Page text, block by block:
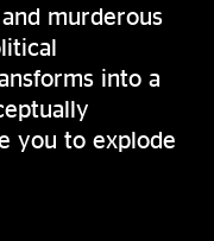
murderous
into a
you to explode